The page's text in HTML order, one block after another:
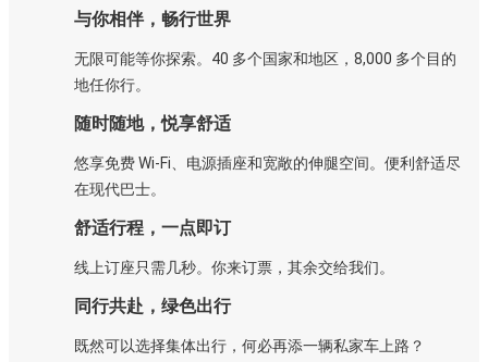
与你相伴，畅行世界
无限可能等你探索。40 多个国家和地区，8,000 多个目的
地任你行。
随时随地，悦享舒适
悠享免费 Wi-Fi、电源插座和宽敞的伸腿空间。便利舒适尽
在现代巴士。
舒适行程，一点即订
线上订座只需几秒。你来订票，其余交给我们。
同行共赴，绿色出行
既然可以选择集体出行，何必再添一辆私家车上路？